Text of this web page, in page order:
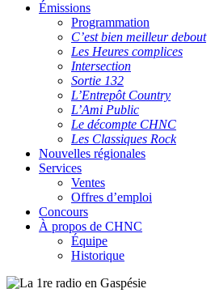
Émissions
Programmation
C’est bien meilleur debout
Les Heures complices
Intersection
Sortie 132
L’Entrepôt Country
L’Ami Public
Le décompte CHNC
Les Classiques Rock
Nouvelles régionales
Services
Ventes
Offres d’emploi
Concours
À propos de CHNC
Équipe
Historique